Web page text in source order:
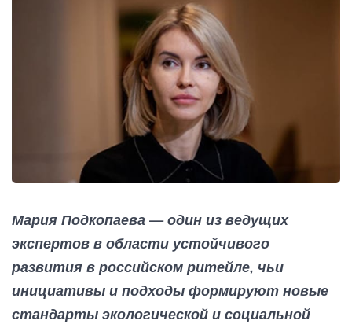
Мария Подкопаева — один из ведущих
экспертов в области устойчивого
развития в российском ритейле, чьи
инициативы и подходы формируют новые
стандарты экологической и социальной